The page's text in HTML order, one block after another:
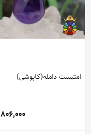
امتیست دامله(کاپوشی)
806,000